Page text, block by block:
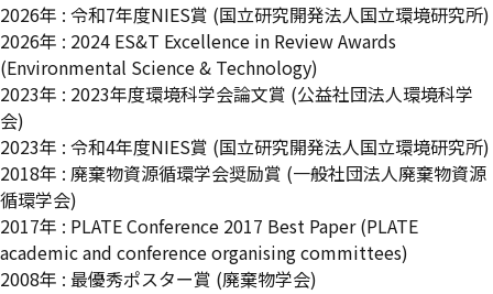
2026年 : 令和7年度NIES賞 (国立研究開発法人国立環境研究所)
2026年 : 2024 ES&T Excellence in Review Awards
(Environmental Science & Technology)
2023年 : 2023年度環境科学会論文賞 (公益社団法人環境科学
会)
2023年 : 令和4年度NIES賞 (国立研究開発法人国立環境研究所)
2018年 : 廃棄物資源循環学会奨励賞 (一般社団法人廃棄物資源
循環学会)
2017年 : PLATE Conference 2017 Best Paper (PLATE
academic and conference organising committees)
2008年 : 最優秀ポスター賞 (廃棄物学会)